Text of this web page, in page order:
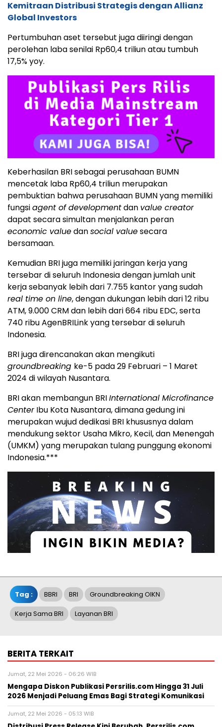
Kemitraan Distribusi Strategis dengan Allianz
Global Investors
Pertumbuhan aset tersebut juga diiringi dengan
perolehan laba senilai Rp60,4 triliun atau tumbuh
17,5% yoy.
Keberhasilan BRI sebagai perusahaan BUMN
mencetak laba Rp60,4 triliun merupakan
pembuktian bahwa perusahaan BUMN yang memiliki
fungsiagent of developmentdan value creator
dapat secara simultan menjalankan peran
economic valuedansocial valuesecara
bersamaan.
Kemudian BRI juga memiliki jaringan kerja yang
tersebar di seluruh Indonesia dengan jumlah unit
kerja sebanyak lebih dari 7.755 kantor yang sudah
real time on line, dengan dukungan lebih dari 12 ribu
ATM, 9.000 CRM dan lebih dari 664 ribu EDC, serta
740 ribu AgenBRILink yang tersebar di seluruh
Indonesia.
BRI juga direncanakan akan mengikuti
groundbreaking ke-5 pada 29 Februari – 1 Maret
2024 di wilayah Nusantara.
BRI akan membangun BRIInternational Microfinance
CenterIbu Kota Nusantara, dimana gedung ini
merupakan wujud dedikasi BRI khususnya dalam
mendukung sektor Usaha Mikro, Kecil, dan Menengah
(UMKM) yang merupakan tulang punggung ekonomi
Indonesia.***
Tag : BBRI BRI Groundbreaking OIKN
Kerja Sama BRI Layanan BRI
BERITA TERKAIT
Jumat, 22 Mei 2026 - 06:26 WIB
Mengapa Diskon Publikasi Persrilis.com Hingga 31 Juli
2026 Menjadi Peluang Emas Bagi Strategi Komunikasi
Jumat, 22 Mei 2026 - 05:13 WIB